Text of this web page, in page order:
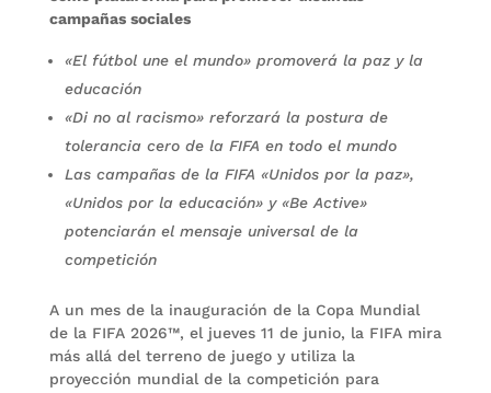
campañas sociales
«El fútbol une el mundo» promoverá la paz y la
educación
«Di no al racismo» reforzará la postura de
tolerancia cero de la FIFA en todo el mundo
Las campañas de la FIFA «Unidos por la paz»,
«Unidos por la educación» y «Be Active»
potenciarán el mensaje universal de la
competición
A un mes de la inauguración de la Copa Mundial
de la FIFA 2026™, el jueves 11 de junio, la FIFA mira
más allá del terreno de juego y utiliza la
proyección mundial de la competición para